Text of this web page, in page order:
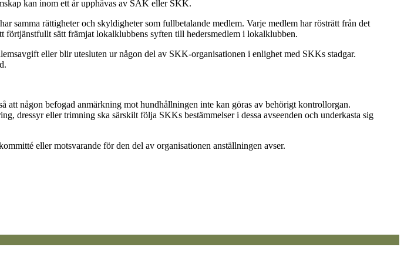
kan inom ett år upphävas av SÄK eller SKK.
samma rättigheter och skyldigheter som fullbetalande medlem. Varje medlem har rösträtt från det
sätt främjat lokalklubbens syften till hedersmedlem i lokalklubben.
eller blir utesluten ur någon del av SKK-organisationen i enlighet med SKKs stadgar.
att någon befogad anmärkning mot hundhållningen inte kan göras av behörigt kontrollorgan.
dressyr eller trimning ska särskilt följa SKKs bestämmelser i dessa avseenden och underkasta sig
eller motsvarande för den del av organisationen anställningen avser.